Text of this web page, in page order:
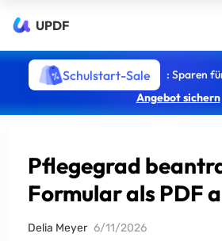
UPDF
Schulstart-Sale
: Sparen
Angebot sichern
Pflegegrad
Formular als PDF
Delia Meyer 6/11/2026